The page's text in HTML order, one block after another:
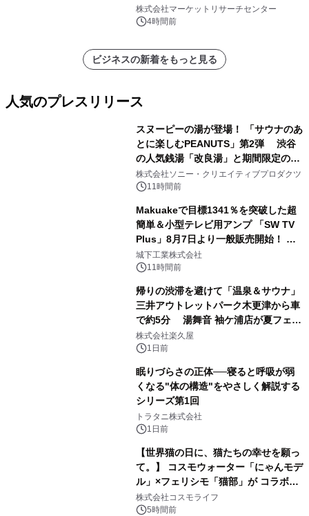
プリーツフィルターバッグ、その
他）・分析レポートを発表
株式会社マーケットリサーチセンター
4時間前
ビジネスの新着をもっと見る
人気のプレスリリース
スヌーピーの湯が登場！ 「サウナのあ
とに楽しむPEANUTS」第2弾 渋谷
の人気銭湯「改良湯」と期間限定のコ
ラボレーション サウナイキタイコラ
ボグッズも発売決定！
株式会社ソニー・クリエイティブプロダクツ
11時間前
Makuakeで目標1341％を突破した超
簡単＆小型テレビ用アンプ 「SW TV
Plus」8月7日より一般販売開始！ ケ
ーブル1本つなぐだけ、テレビの音が
ぐっと豊かに
城下工業株式会社
11時間前
帰りの渋滞を避けて「温泉＆サウナ」
三井アウトレットパーク木更津から車
で約5分 湯舞音 袖ケ浦店が夏フェア
メニューを提供
株式会社楽久屋
1日前
眠りづらさの正体──寝ると呼吸が弱
くなる"体の構造"をやさしく解説する
シリーズ第1回
トラタニ株式会社
1日前
【世界猫の日に、猫たちの幸せを願っ
て。】 コスモウォーター「にゃんモデ
ル」×フェリシモ「猫部」が コラボキ
ャンペーンを実施
株式会社コスモライフ
5時間前